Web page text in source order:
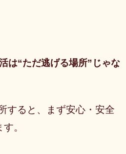
は“ただ逃げる場所”じゃな
すると、まず安心・安全
。